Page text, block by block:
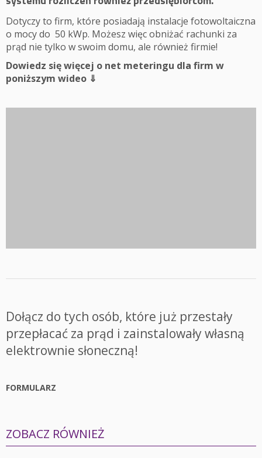
Dotyczy to firm, które posiadają instalacje fotowoltaiczna
o mocy do 50 kWp. Możesz więc obniżać rachunki za
prąd nie tylko w swoim domu, ale również firmie!
Dowiedz się więcej o net meteringu dla firm w
poniższym wideo ⇓
Dołącz do tych osób, które już przestały
przepłacać za prąd i zainstalowały własną
elektrownie słoneczną!
FORMULARZ
ZOBACZ RÓWNIEŻ